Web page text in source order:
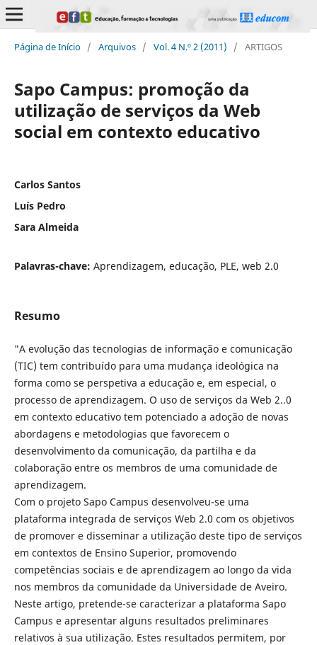
Página de Início / Arquivos / Vol. 4 N.º 2 (2011) / ARTIGOS
Sapo Campus: promoção da
utilização de serviços da Web
social em contexto educativo
Carlos Santos
Luís Pedro
Sara Almeida
Palavras-chave: Aprendizagem, educação, PLE, web 2.0
Resumo
"A evolução das tecnologias de informação e comunicação
(TIC) tem contribuído para uma mudança ideológica na
forma como se perspetiva a educação e, em especial, o
processo de aprendizagem. O uso de serviços da Web 2..0
em contexto educativo tem potenciado a adoção de novas
abordagens e metodologias que favorecem o
desenvolvimento da comunicação, da partilha e da
colaboração entre os membros de uma comunidade de
aprendizagem.
Com o projeto Sapo Campus desenvolveu-se uma
plataforma integrada de serviços Web 2.0 com os objetivos
de promover e disseminar a utilização deste tipo de serviços
em contextos de Ensino Superior, promovendo
competências sociais e de aprendizagem ao longo da vida
nos membros da comunidade da Universidade de Aveiro.
Neste artigo, pretende-se caracterizar a plataforma Sapo
Campus e apresentar alguns resultados preliminares
relativos à sua utilização. Estes resultados permitem, por